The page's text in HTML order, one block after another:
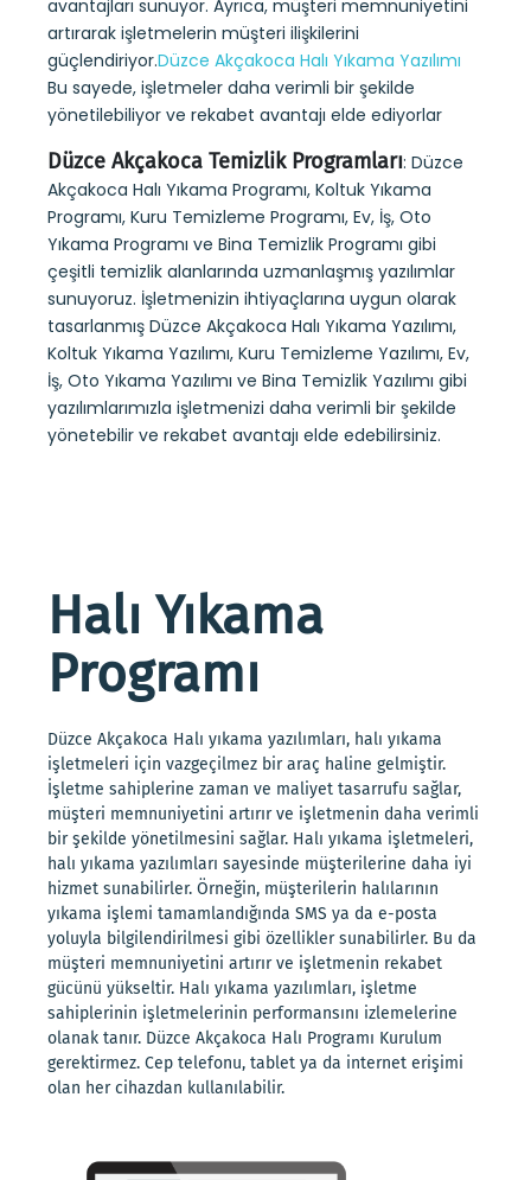
avantajları sunuyor. Ayrıca, müşteri memnuniyetini
artırarak işletmelerin müşteri ilişkilerini
güçlendiriyor.Düzce Akçakoca Halı Yıkama Yazılımı
Bu sayede, işletmeler daha verimli bir şekilde
yönetilebiliyor ve rekabet avantajı elde ediyorlar
Düzce Akçakoca Temizlik Programları: Düzce
Akçakoca Halı Yıkama Programı, Koltuk Yıkama
Programı, Kuru Temizleme Programı, Ev, İş, Oto
Yıkama Programı ve Bina Temizlik Programı gibi
çeşitli temizlik alanlarında uzmanlaşmış yazılımlar
sunuyoruz. İşletmenizin ihtiyaçlarına uygun olarak
tasarlanmış Düzce Akçakoca Halı Yıkama Yazılımı,
Koltuk Yıkama Yazılımı, Kuru Temizleme Yazılımı, Ev,
İş, Oto Yıkama Yazılımı ve Bina Temizlik Yazılımı gibi
yazılımlarımızla işletmenizi daha verimli bir şekilde
yönetebilir ve rekabet avantajı elde edebilirsiniz.
Halı Yıkama
Programı
Düzce Akçakoca Halı yıkama yazılımları, halı yıkama
işletmeleri için vazgeçilmez bir araç haline gelmiştir.
İşletme sahiplerine zaman ve maliyet tasarrufu sağlar,
müşteri memnuniyetini artırır ve işletmenin daha verimli
bir şekilde yönetilmesini sağlar. Halı yıkama işletmeleri,
halı yıkama yazılımları sayesinde müşterilerine daha iyi
hizmet sunabilirler. Örneğin, müşterilerin halılarının
yıkama işlemi tamamlandığında SMS ya da e-posta
yoluyla bilgilendirilmesi gibi özellikler sunabilirler. Bu da
müşteri memnuniyetini artırır ve işletmenin rekabet
gücünü yükseltir. Halı yıkama yazılımları, işletme
sahiplerinin işletmelerinin performansını izlemelerine
olanak tanır. Düzce Akçakoca Halı Programı Kurulum
gerektirmez. Cep telefonu, tablet ya da internet erişimi
olan her cihazdan kullanılabilir.